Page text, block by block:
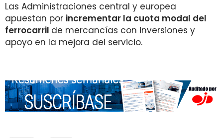
Las Administraciones central y europea
apuestan por incrementar la cuota modal del
ferrocarril de mercancías con inversiones y
apoyo en la mejora del servicio.